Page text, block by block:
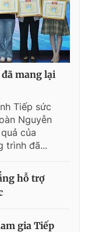
mang lại
Tiếp sức
Nguyễn
của
trình đã...
hỗ trợ
gia Tiếp